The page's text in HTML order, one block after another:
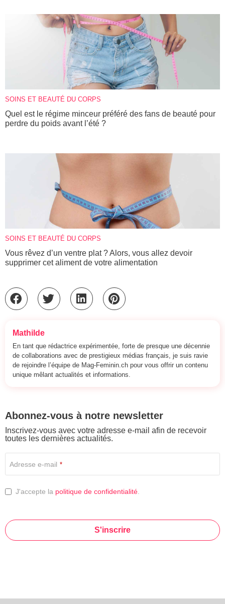
SOINS ET BEAUTÉ DU CORPS
Quel est le régime minceur préféré des fans de beauté pour
perdre du poids avant l’été ?
SOINS ET BEAUTÉ DU CORPS
Vous rêvez d’un ventre plat ? Alors, vous allez devoir
supprimer cet aliment de votre alimentation
Mathilde
En tant que rédactrice expérimentée, forte de presque une décennie
de collaborations avec de prestigieux médias français, je suis ravie
de rejoindre l’équipe de Mag-Feminin.ch pour vous offrir un contenu
unique mêlant actualités et informations.
Abonnez-vous à notre newsletter
Inscrivez-vous avec votre adresse e-mail afin de recevoir
toutes les dernières actualités.
Adresse e-mail *
J'accepte la politique de confidentialité.
S'inscrire